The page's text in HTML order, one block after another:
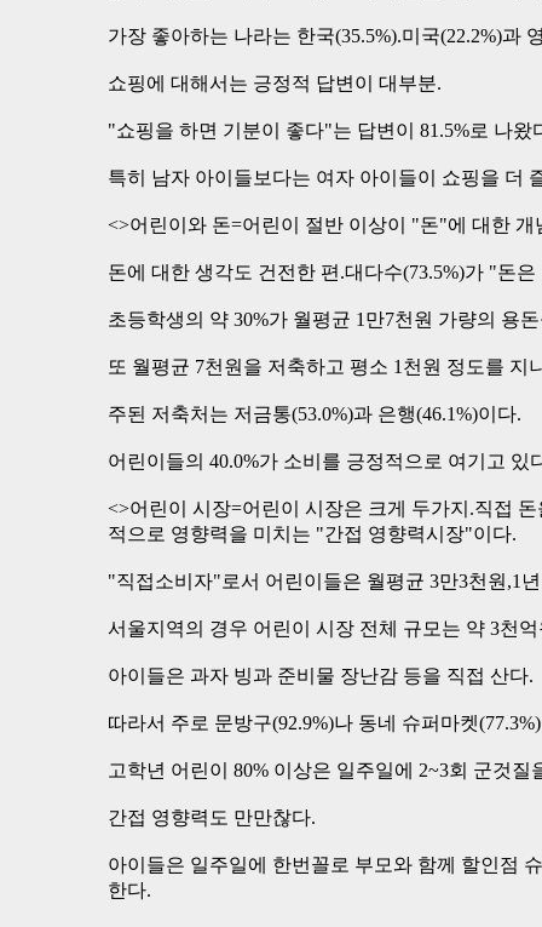
가장 좋아하는 나라는 한국(35.5%).미국(22.2%)과
쇼핑에 대해서는 긍정적 답변이 대부분.
"쇼핑을 하면 기분이 좋다"는 답변이 81.5%로 나왔
특히 남자 아이들보다는 여자 아이들이 쇼핑을 더
<>어린이와 돈=어린이 절반 이상이 "돈"에 대한 개
돈에 대한 생각도 건전한 편.대다수(73.5%)가 "돈
초등학생의 약 30%가 월평균 1만7천원 가량의 용
또 월평균 7천원을 저축하고 평소 1천원 정도를 지
주된 저축처는 저금통(53.0%)과 은행(46.1%)이다.
어린이들의 40.0%가 소비를 긍정적으로 여기고 있
<>어린이 시장=어린이 시장은 크게 두가지.직접
적으로 영향력을 미치는 "간접 영향력시장"이다.
"직접소비자"로서 어린이들은 월평균 3만3천원,1
서울지역의 경우 어린이 시장 전체 규모는 약 3천
아이들은 과자 빙과 준비물 장난감 등을 직접 산다.
따라서 주로 문방구(92.9%)나 동네 슈퍼마켓
고학년 어린이 80% 이상은 일주일에 2~3회 군것질
간접 영향력도 만만찮다.
아이들은 일주일에 한번꼴로 부모와 함께 할인점
한다.